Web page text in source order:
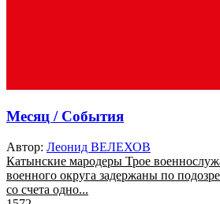
Месяц / События
Автор: Леонид ВЕЛЕХОВ
Катынские мародеры Трое
военного округа задержаны по
со счета одно...